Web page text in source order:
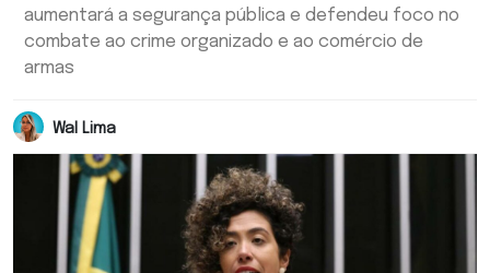
aumentará a segurança pública e defendeu foco no
combate ao crime organizado e ao comércio de
armas
Wal Lima